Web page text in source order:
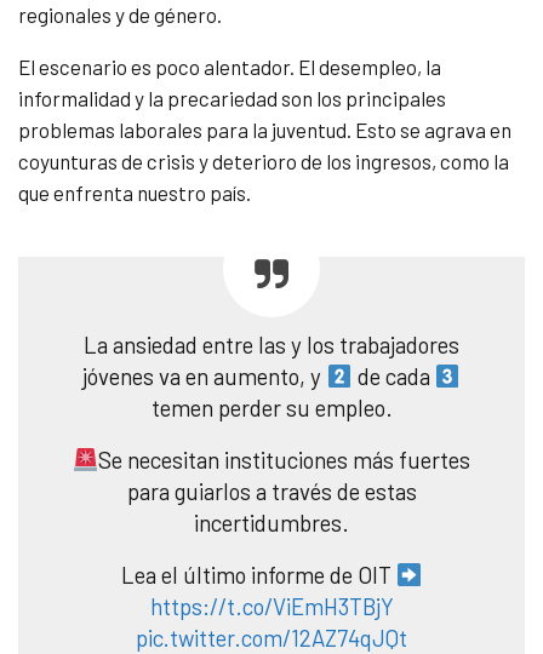
regionales y de género.
El escenario es poco alentador. El desempleo, la
informalidad y la precariedad son los principales
problemas laborales para la juventud. Esto se agrava en
coyunturas de crisis y deterioro de los ingresos, como la
que enfrenta nuestro país.
La ansiedad entre las y los trabajadores
jóvenes va en aumento, y
de cada
temen perder su empleo.
Se necesitan instituciones más fuertes
para guiarlos a través de estas
incertidumbres.
Lea el último informe de OIT
https://t.co/ViEmH3TBjY
pic.twitter.com/12AZ74qJQt